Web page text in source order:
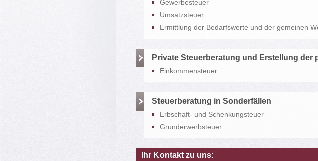
Gewerbesteuer
Umsatzsteuer
Ermittlung der Bedarfswerte und der gemeinen
Private Steuerberatung und Erstellung der
Einkommensteuer
Steuerberatung in Sonderfällen
Erbschaft- und Schenkungsteuer
Grunderwerbsteuer
Ihr Kontakt zu uns: